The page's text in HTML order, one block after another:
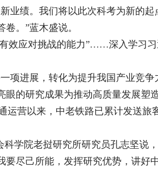
业绩。我们将以此次科考为新的
。”蓝木盛说。
效应对挑战的能力”……深入学习
项进展，转化为提升我国产业竞
的研究成果为推动高质量发展塑
营以来，中老铁路已累计发送旅
学院老挝研究所研究员孔志坚说
尽己所能，发挥研究优势，讲好